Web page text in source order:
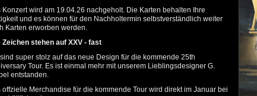
Konzert wird am 19.04.26 nachgeholt. Die Karten behalten Ihre
und es können für den Nachholtermin selbstverständlich weiter
Karten erworben werden.
Zeichen stehen auf XXV - fast
super stolz auf das neue Design für die kommende 25th
Tour. Es ist einmal mehr mit unserem Lieblingsdesigner G.
entstanden.
offzielle Merchandise für die kommende Tour wird direkt im Januar bei